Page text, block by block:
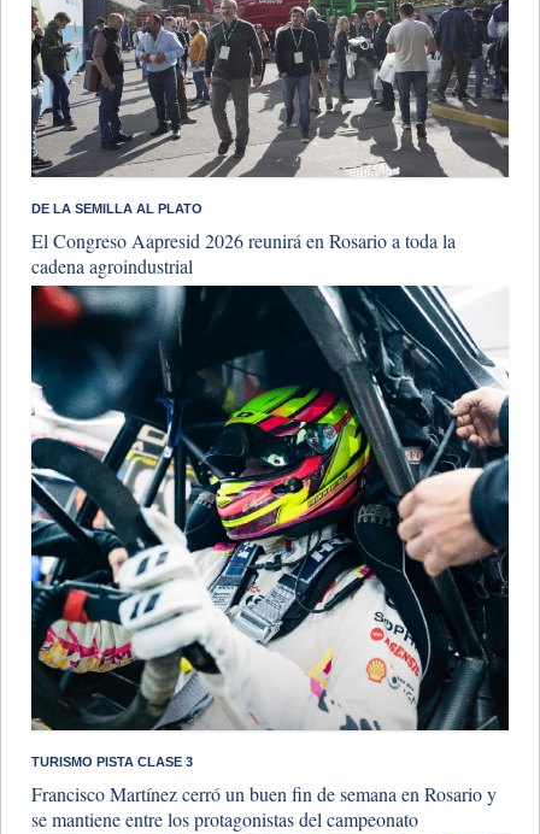
DE LA SEMILLA AL PLATO
El Congreso Aapresid 2026 reunirá en Rosario a toda la
cadena agroindustrial
TURISMO PISTA CLASE 3
Francisco Martínez cerró un buen fin de semana en Rosario y
se mantiene entre los protagonistas del campeonato